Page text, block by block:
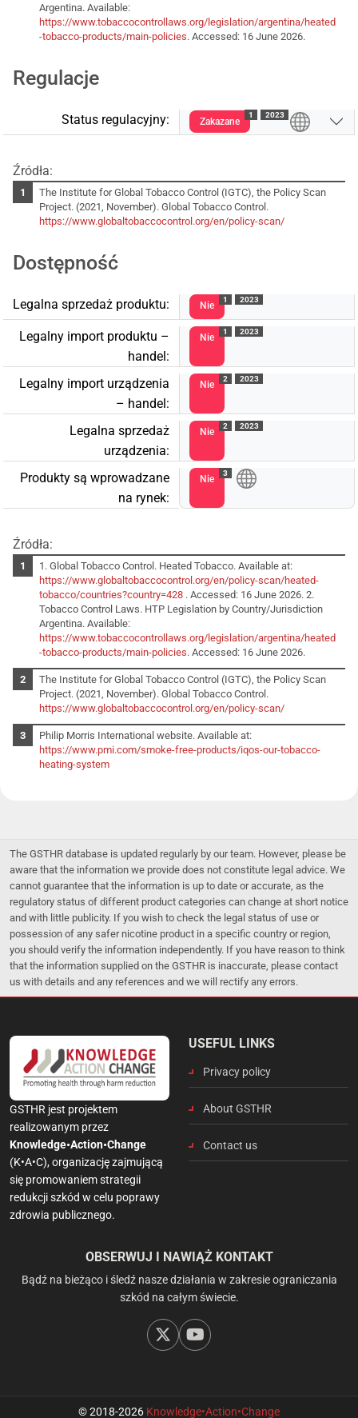
Argentina. Available:
https://www.tobaccocontrollaws.org/legislation/argentina/heated
-tobacco-products/main-policies. Accessed: 16 June 2026.
Regulacje
Status regulacyjny: Zakazane
1 2023
Źródła:
The Institute for Global Tobacco Control (IGTC), the Policy Scan
Project. (2021, November). Global Tobacco Control.
https://www.globaltobaccocontrol.org/en/policy-scan/
Dostępność
Legalna sprzedaż produktu: Nie
1 2023
Legalny import produktu –
handel:
Nie
1 2023
Legalny import urządzenia
– handel:
Nie
2 2023
Legalna sprzedaż
urządzenia:
Nie
2 2023
Produkty są wprowadzane
na rynek:
Nie
3
Źródła:
1. Global Tobacco Control. Heated Tobacco. Available at:
https://www.globaltobaccocontrol.org/en/policy-scan/heated-
tobacco/countries?country=428 . Accessed: 16 June 2026. 2.
Tobacco Control Laws. HTP Legislation by Country/Jurisdiction
Argentina. Available:
https://www.tobaccocontrollaws.org/legislation/argentina/heated
-tobacco-products/main-policies. Accessed: 16 June 2026.
The Institute for Global Tobacco Control (IGTC), the Policy Scan
Project. (2021, November). Global Tobacco Control.
https://www.globaltobaccocontrol.org/en/policy-scan/
Philip Morris International website. Available at:
https://www.pmi.com/smoke-free-products/iqos-our-tobacco-
heating-system
The GSTHR database is updated regularly by our team. However, please be
aware that the information we provide does not constitute legal advice. We
cannot guarantee that the information is up to date or accurate, as the
regulatory status of different product categories can change at short notice
and with little publicity. If you wish to check the legal status of use or
possession of any safer nicotine product in a specific country or region,
you should verify the information independently. If you have reason to think
that the information supplied on the GSTHR is inaccurate, please contact
us with details and any references and we will rectify any errors.
GSTHR jest projektem
realizowanym przez
Knowledge•Action•Change
(K•A•C), organizację zajmującą
się promowaniem strategii
redukcji szkód w celu poprawy
zdrowia publicznego.
USEFUL LINKS
Privacy policy
About GSTHR
Contact us
OBSERWUJ I NAWIĄŻ KONTAKT
Bądź na bieżąco i śledź nasze działania w zakresie ograniczania
szkód na całym świecie.
© 2018-2026 Knowledge•Action•Change